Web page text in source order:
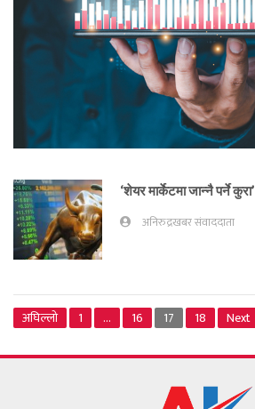
‘शेयर मार्केटमा जान्नै पर्ने कुरा’
अनिरुद्रखबर संवाददाता
अघिल्लो 1 … 16 17 18 Next